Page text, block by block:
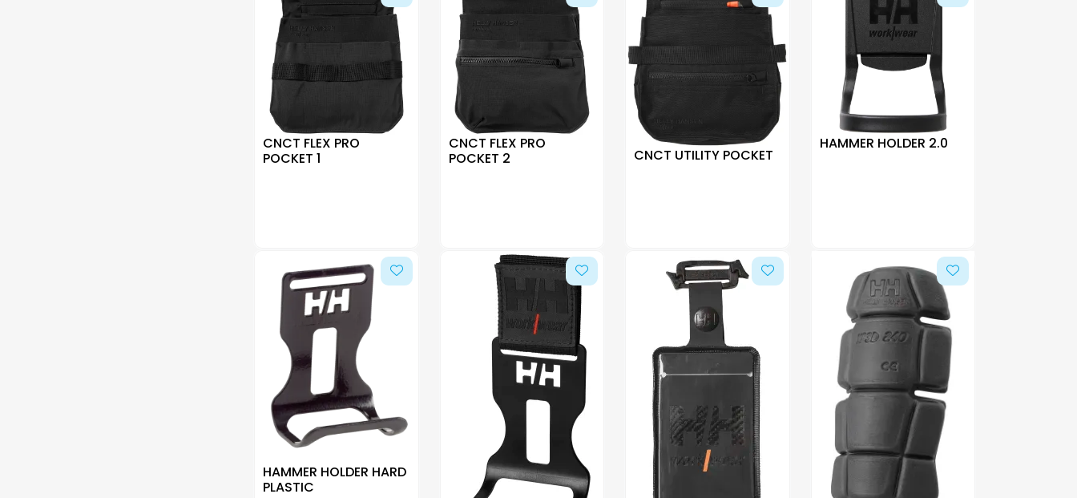
CNCT FLEX PRO
POCKET 1
CNCT FLEX PRO
POCKET 2
CNCT UTILITY POCKET
HAMMER HOLDER 2.0
HAMMER HOLDER HARD
PLASTIC